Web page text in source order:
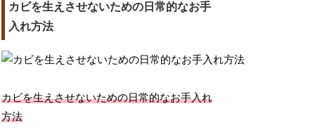
カビを生えさせないための日常的なお手
入れ方法
カビを生えさせないための日常的なお手入れ
方法